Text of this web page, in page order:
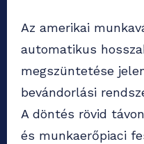
Az amerikai
automatikus
megszüntetése
bevándorlási
A döntés rövid
és munkaerőpiaci